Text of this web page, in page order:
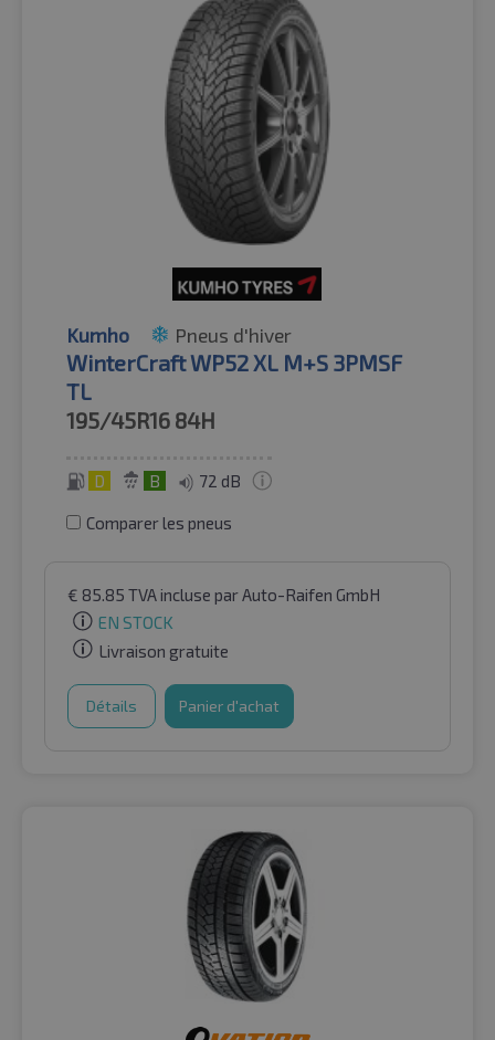
Kumho Pneus d'hiver
WinterCraft WP52 XL M+S 3PMSF
TL
195/45R16 84H
D B 72 dB
Comparer les pneus
€ 85.85 TVA incluse par Auto-Raifen GmbH
EN STOCK
Livraison gratuite
Détails Panier d'achat